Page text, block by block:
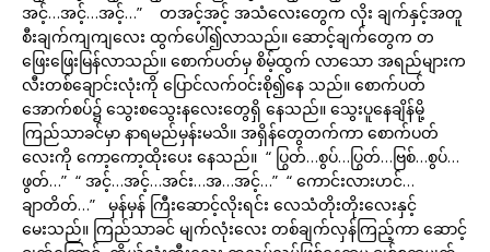
အင့်…အင့်…အင့်…” တအင့်အင့် အသံလေးတွေက လိုး ချက်နှင့်အတူ
စီးချက်ကျကျလေး ထွက်ပေါ်၍လာသည်။ ဆောင့်ချက်တွေက တ
ဖြေးဖြေးမြန်လာသည်။ စောက်ပတ်မှ စိမ့်ထွက် လာသော အရည်များက
လီးတစ်ချောင်းလုံးကို ပြောင်လက်ဝင်းစို၍နေ သည်။ စောက်ပတ်
အောက်စပ်၌ သွေးစသွေးနလေးတွေရှိ နေသည်။ သွေးပူနေချိန်မို့
ကြည်သာခင်မှာ နာရမည်မှန်းမသိ။ အရှိန်တွေတက်ကာ စောက်ပတ်
လေးကို ကော့ကော့ထိုးပေး နေသည်။ “ ပြွတ်…စွပ်…ပြွတ်…ဗြစ်…စွပ်…
ဖွတ်…” “ အင့်…အင့်…အင်း…အ…အင့်…” “ ကောင်းလားဟင်…
ချာတိတ်…” မှန်မှန် ကြီးဆောင့်လိုးရင်း လေသံတိုးတိုးလေးနှင့်
မေးသည်။ ကြည်သာခင် မျက်လုံးလေး တစ်ချက်လှန်ကြည့်ကာ ဆောင့်